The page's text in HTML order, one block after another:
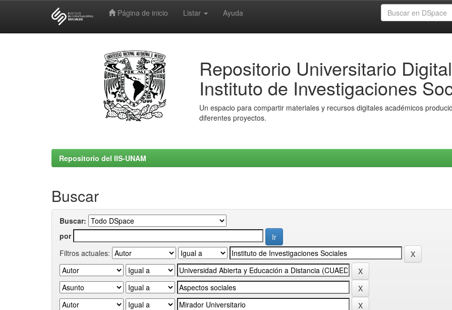
Página de inicio Listar Ayuda
Repositorio Universitario Digital
Instituto de Investigaciones
Un espacio para compartir materiales y recursos digitales académicos
diferentes proyectos.
Repositorio del IIS-UNAM
Buscar
Buscar:
por
Filtros actuales: